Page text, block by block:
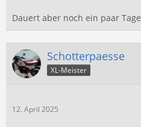
Dauert aber noch ein paar Tage
Schotterpaesse
XL-Meister
12. April 2025